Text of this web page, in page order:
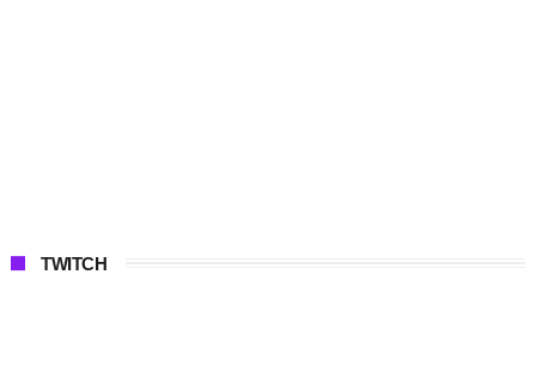
TWITCH